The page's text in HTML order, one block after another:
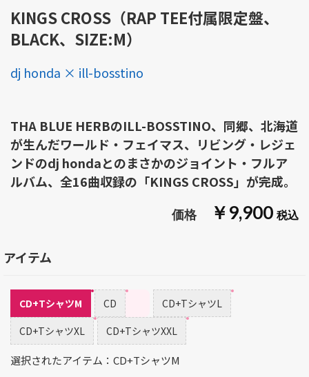
KINGS CROSS（RAP TEE付属限定盤、
BLACK、SIZE:M）
￥9,900
アイテム
CD+TシャツM CD
CD+TシャツL
CD+TシャツXL
CD+TシャツXXL
選択されたアイテム：CD+TシャツM
dj honda × ill-bosstino
THA BLUE HERBのILL-BOSSTINO、同郷、北海道
が生んだワールド・フェイマス、リビング・レジェ
ンドのdj hondaとのまさかのジョイント・フルア
ルバム、全16曲収録の「KINGS CROSS」が完成。